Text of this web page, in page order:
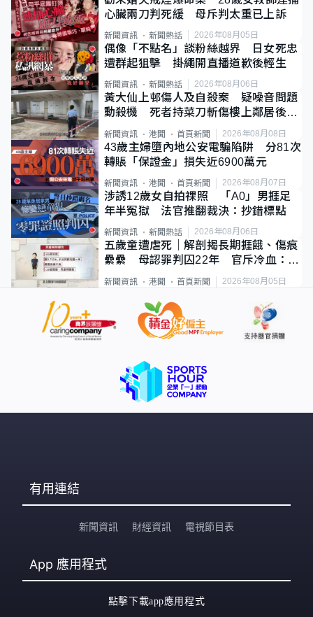
心臟兩刀判死緩 母斥判太重已上訴
新聞資訊 新聞熱話 2026年08月05日
偶像「不點名」談粉絲越界 日女死忠
遭群起狙擊 掛繩開直播道歉後輕生
新聞資訊 新聞熱話 2026年08月06日
黃大仙上邨傷人及自殺案 疑噪音問題
動殺機 死者持菜刀斬傷樓上鄰居後墮
斃
新聞資訊 港聞 首頁新聞 2026年08月08日
43歲主婦墮內地公安電騙陷阱 分81次
轉賬「保證金」損失近6900萬元
新聞資訊 港聞 首頁新聞 2026年08月07日
涉誘12歲女自拍祼照 「A0」男捱足
年半冤獄 法官推翻裁決：抄錯標點
新聞資訊 新聞熱話 2026年08月06日
五歲童遭虐死｜解剖揭長期捱餓、傷痕
纍纍 母認罪判囚22年 官斥冷血：同
類案最惡劣
新聞資訊 港聞 首頁新聞 2026年08月05日
有用連結
新聞資訊 財經資訊 電視節目表
App 應用程式
點擊下載app應用程式